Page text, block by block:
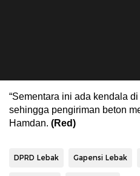
“Sementara ini ada kendala
sehingga pengiriman beton
Hamdan. (Red)
DPRD Lebak Gapensi Lebak